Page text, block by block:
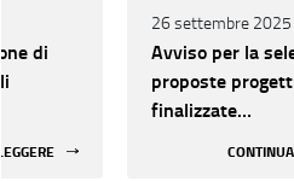
di
26 settembre 2025
Avviso per la
proposte
finalizzate